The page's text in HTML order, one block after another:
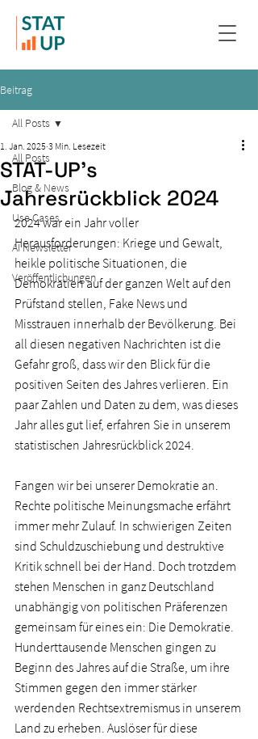
Beitrag
All Posts
Blog & News
Use Cases
AI Newsletter
Veröffentlichungen
All Posts
STAT-UP's
Jahresrückblick 2024
1. Jan. 2025 3 Min. Lesezeit
2024 war ein Jahr voller
Herausforderungen: Kriege und Gewalt,
heikle politische Situationen, die
Demokratien auf der ganzen Welt auf den
Prüfstand stellen, Fake News und
Misstrauen innerhalb der Bevölkerung. Bei
all diesen negativen Nachrichten ist die
Gefahr groß, dass wir den Blick für die
positiven Seiten des Jahres verlieren. Ein
paar Zahlen und Daten zu dem, was dieses
Jahr alles gut lief, erfahren Sie in unserem
statistischen Jahresrückblick 2024.
Fangen wir bei unserer Demokratie an.
Rechte politische Meinungsmache erfährt
immer mehr Zulauf. In schwierigen Zeiten
sind Schuldzuschiebung und destruktive
Kritik schnell bei der Hand. Doch trotzdem
stehen Menschen in ganz Deutschland
unabhängig von politischen Präferenzen
gemeinsam für eines ein: Die Demokratie.
Hunderttausende Menschen gingen zu
Beginn des Jahres auf die Straße, um ihre
Stimmen gegen den immer stärker
werdenden Rechtsextremismus in unserem
Land zu erheben. Auslöser für diese